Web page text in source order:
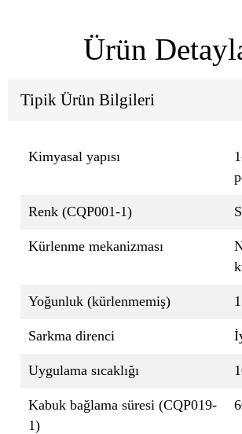
Ürün
Tipik Ürün Bilgileri
Kimyasal yapısı
Renk (CQP001-1)
Kürlenme mekanizması
Yoğunluk (kürlenmemiş)
Sarkma direnci
Uygulama sıcaklığı
Kabuk bağlama süresi (CQP019-
1)